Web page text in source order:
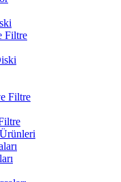
Filtre
Filtre